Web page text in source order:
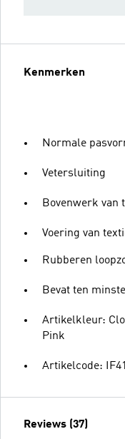
Kenmerken
Normale
Vetersluiting
Bovenwerk van
Voering van
Rubberen
Bevat ten
Artikelkleur:
Pink
Artikelcode:
Reviews (37)